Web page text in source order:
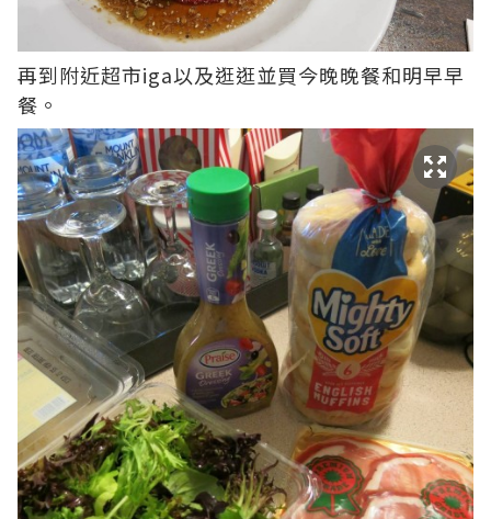
再到附近超市iga以及逛逛並買今晚晚餐和明早早
餐。